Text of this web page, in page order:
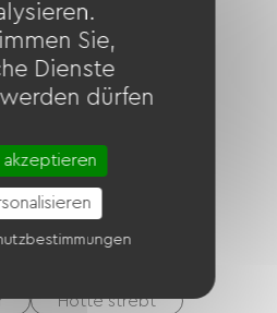
umzäuntes Gelände
Hotte strebt
Sie,
Dienste
dürfen
akzeptieren